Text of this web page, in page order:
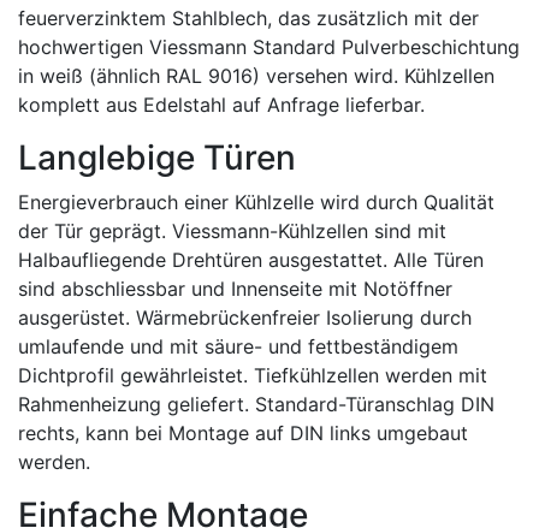
feuerverzinktem Stahlblech, das zusätzlich mit der
hochwertigen Viessmann Standard Pulverbeschichtung
in weiß (ähnlich RAL 9016) versehen wird. Kühlzellen
komplett aus Edelstahl auf Anfrage lieferbar.
Langlebige Türen
Energieverbrauch einer Kühlzelle wird durch Qualität
der Tür geprägt. Viessmann-Kühlzellen sind mit
Halbaufliegende Drehtüren ausgestattet. Alle Türen
sind abschliessbar und Innenseite mit Notöffner
ausgerüstet. Wärmebrückenfreier Isolierung durch
umlaufende und mit säure- und fettbeständigem
Dichtprofil gewährleistet. Tiefkühlzellen werden mit
Rahmenheizung geliefert. Standard-Türanschlag DIN
rechts, kann bei Montage auf DIN links umgebaut
werden.
Einfache Montage